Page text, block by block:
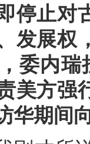
停止对
发展权
委内
美方强
华期间